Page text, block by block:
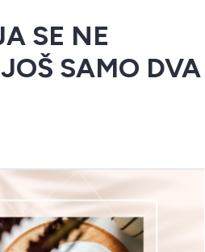
SE NE
SAMO DVA